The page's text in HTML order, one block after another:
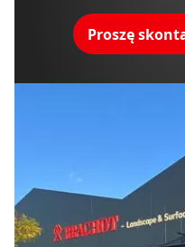
Proszę